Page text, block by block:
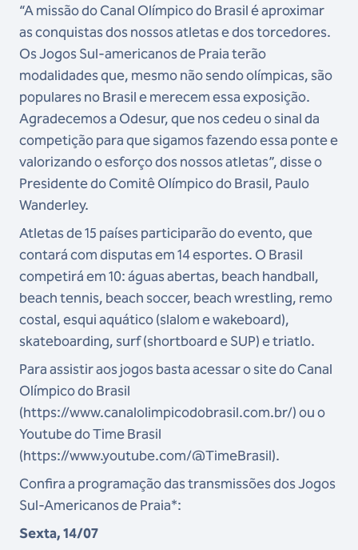
“A missão do Canal Olímpico do Brasil é aproximar
as conquistas dos nossos atletas e dos torcedores.
Os Jogos Sul-americanos de Praia terão
modalidades que, mesmo não sendo olímpicas, são
populares no Brasil e merecem essa exposição.
Agradecemos a Odesur, que nos cedeu o sinal da
competição para que sigamos fazendo essa ponte e
valorizando o esforço dos nossos atletas”, disse o
Presidente do Comitê Olímpico do Brasil, Paulo
Wanderley.
Atletas de 15 países participarão do evento, que
contará com disputas em 14 esportes. O Brasil
competirá em 10: águas abertas, beach handball,
beach tennis, beach soccer, beach wrestling, remo
costal, esqui aquático (slalom e wakeboard),
skateboarding, surf (shortboard e SUP) e triatlo.
Para assistir aos jogos basta acessar o site do Canal
Olímpico do Brasil
(https://www.canalolimpicodobrasil.com.br/) ou o
Youtube do Time Brasil
(https://www.youtube.com/@TimeBrasil).
Confira a programação das transmissões dos Jogos
Sul-Americanos de Praia*:
Sexta, 14/07